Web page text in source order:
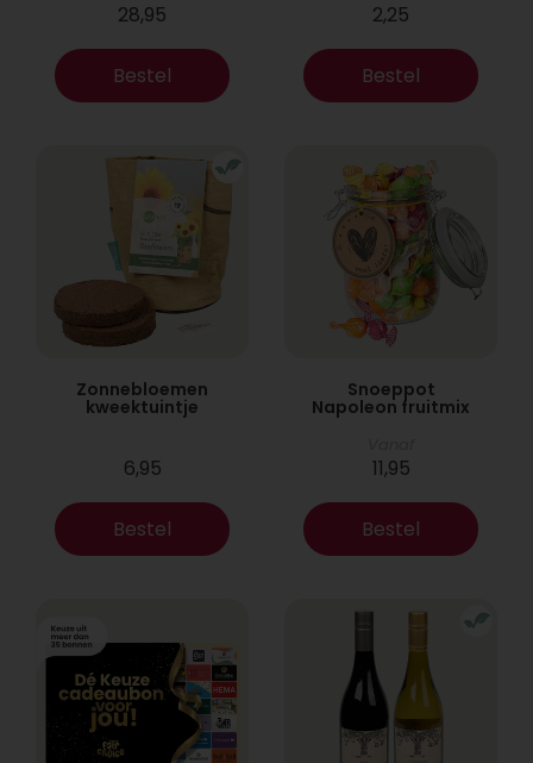
28,95
Bestel
2,25
Bestel
Zonnebloemen
kweektuintje
6,95
Bestel
Snoeppot
Napoleon fruitmix
11,95
Bestel